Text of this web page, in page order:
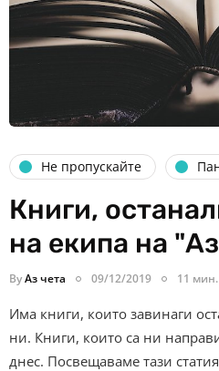
Не пропускайте
Книги,
на екипа на
ByАз чета 09/12/2019 11 мин.
Има книги, които завинаги
ни. Книги, които са ни
днес. Посвещаваме тази